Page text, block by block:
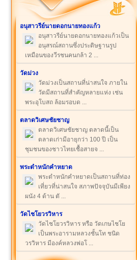
อนุสาวรีย์นายดอกนายทองแก้ว
อนุสาวรีย์นายดอกนายทองแก้วเป็น
อนุสรณ์สถานซึ่งประดิษฐานรูป
เหมือนของวีรชนคนกล้า 2 ...
วัดม่วง
วัดม่วงเป็นสถานที่น่าสนใจ ภายใน
วัดมีสถานที่สำคัญหลายแห่ง เช่น
พระอุโบสถ ล้อมรอบด ...
ตลาดวิเศษชัยชาญ
ตลาดวิเศษชัยชาญ ตลาดนี้เป็น
ตลาดเก่ามีอายุกว่า 100 ปี เป็น
ชุมชนของชาวไทยเชื้อสายจ ...
พระตำหนักคำหยาด
พระตำหนักคำหยาดเป็นสถานที่ท่อง
เที่ยวที่น่าสนใจ สภาพปัจจุบันมีเพียง
ผนัง 4 ด้าน ตั ...
วัดไชโยวรวิหาร
วัดไชโยวรวิหาร หรือ วัดเกษไชโย
เป็นพระอารามหลวงชั้นโท ชนิด
วรวิหาร มีองค์หลวงพ่อโ ...